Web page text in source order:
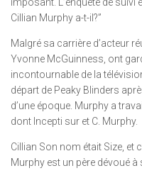
Cillian Murphy a-t-il?”
Malgré sa carrière d’acteur
Yvonne McGuinness, ont
incontournable de la
départ de Peaky Blinders
d’une époque. Murphy a
dont Incepti sur et C. Murphy.
Cillian Son nom était Size, et
Murphy est un père dévoué